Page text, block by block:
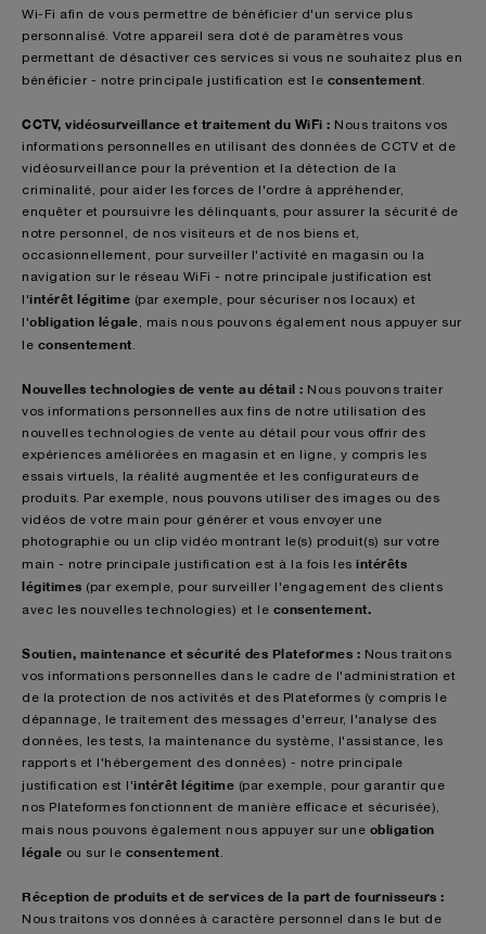
Wi-Fi afin de vous permettre de bénéficier d'un service plus
personnalisé. Votre appareil sera doté de paramètres vous
permettant de désactiver ces services si vous ne souhaitez plus en
bénéficier - notre principale justification est le consentement
CCTV, vidéosurveillance et traitement du WiFi : Nous traitons vos
informations personnelles en utilisant des données de CCTV et de
vidéosurveillance pour la prévention et la détection de la
criminalité, pour aider les forces de l'ordre à appréhender,
enquêter et poursuivre les délinquants, pour assurer la sécurité de
notre personnel, de nos visiteurs et de nos biens et,
occasionnellement, pour surveiller l'activité en magasin ou la
navigation sur le réseau WiFi - notre principale justification est
l'intérêt légitime (par exemple, pour sécuriser nos locaux) et
l'obligation légale , mais nous pouvons également nous appuyer sur
le consentement
Nouvelles technologies de vente au détail : Nous pouvons traiter
vos informations personnelles aux fins de notre utilisation des
nouvelles technologies de vente au détail pour vous offrir des
expériences améliorées en magasin et en ligne, y compris les
essais virtuels, la réalité augmentée et les configurateurs de
produits. Par exemple, nous pouvons utiliser des images ou des
vidéos de votre main pour générer et vous envoyer une
photographie ou un clip vidéo montrant le(s) produit(s) sur votre
main - notre principale justification est à la fois les intérêts
légitimes (par exemple, pour surveiller l'engagement des clients
avec les nouvelles technologies) et le consentement.
Soutien, maintenance et sécurité des Plateformes : Nous traitons
vos informations personnelles dans le cadre de l'administration et
de la protection de nos activités et des Plateformes (y compris le
dépannage, le traitement des messages d'erreur, l'analyse des
données, les tests, la maintenance du système, l'assistance, les
rapports et l'hébergement des données) - notre principale
justification est l'intérêt légitime (par exemple, pour garantir que
nos Plateformes fonctionnent de manière efficace et sécurisée),
mais nous pouvons également nous appuyer sur une obligation
légale ou sur le consentement
Réception de produits et de services de la part de fournisseurs :
Nous traitons vos données à caractère personnel dans le but de